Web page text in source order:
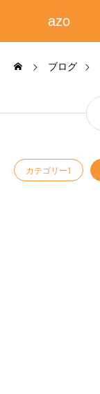
azo
ブログ
カテゴリー1